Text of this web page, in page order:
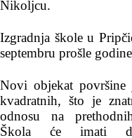
Nikoljcu.
Izgradnja škole u
septembru prošle
Novi objekat površine
kvadratnih, što je
odnosu na
Škola će imati